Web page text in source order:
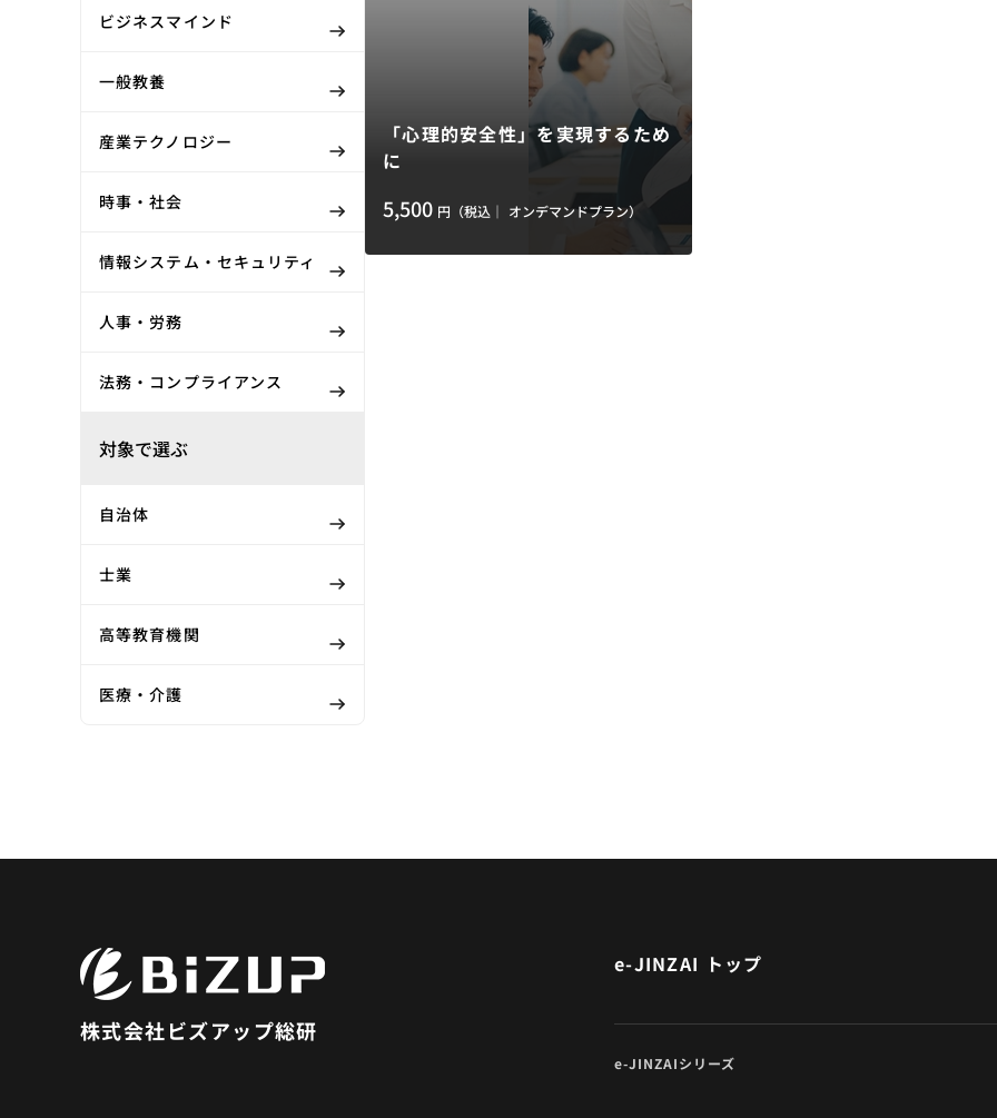
ビジネスマインド
一般教養
産業テクノロジー
時事・社会
情報システム・セキュリティ
人事・労務
法務・コンプライアンス
対象で選ぶ
自治体
士業
高等教育機関
医療・介護
「心理的安全性」を実現するため
に
5,500 円（税込｜ オンデマンドプラン）
株式会社ビズアップ総研
e-JINZAI トップ
e-JINZAIシリーズ